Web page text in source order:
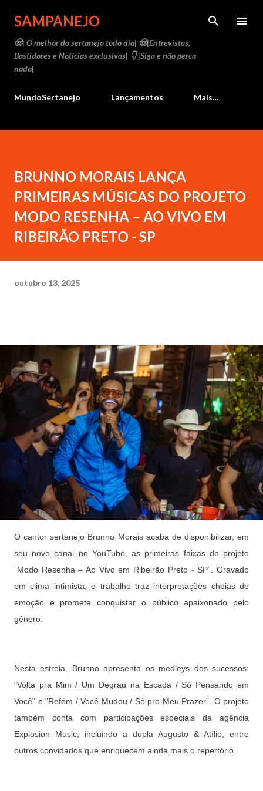
Pular para o conteúdo principal
SAMPANEJO
🤠| O melhor do sertanejo todo dia| 🤠|Entrevistas,
Bastidores e Notícias exclusivas| 👇 |Siga e não perca
nada|
MundoSertanejo Lançamentos Mais…
BRUNNO MORAIS LANÇA
PRIMEIRAS MÚSICAS DO PROJETO
MODO RESENHA – AO VIVO EM
RIBEIRÃO PRETO - SP
outubro 13, 2025
O cantor sertanejo Brunno Morais acaba de disponibilizar, em
seu novo canal no YouTube, as primeiras faixas do projeto
“Modo Resenha – Ao Vivo em Ribeirão Preto - SP”. Gravado
em clima intimista, o trabalho traz interpretações cheias de
emoção e promete conquistar o público apaixonado pelo
gênero.
Nesta estreia, Brunno apresenta os medleys dos sucessos:
"Volta pra Mim / Um Degrau na Escada / Só Pensando em
Você" e "Refém / Você Mudou / Só pro Meu Prazer”. O projeto
também conta com participações especiais da agência
Explosion Music, incluindo a dupla Augusto & Atílio, entre
outros convidados que enriquecem ainda mais o repertório.